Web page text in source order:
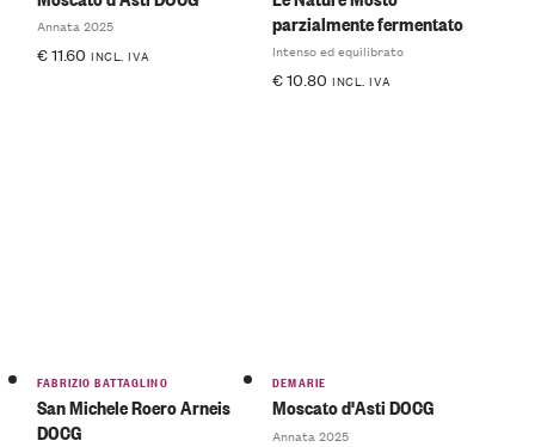
Annata 2025
€11.60 INCL. IVA
parzialmente fermentato
Intenso ed equilibrato
€10.80 INCL. IVA
FABRIZIO BATTAGLINO
San Michele Roero Arneis
DOCG
DEMARIE
Moscato d'Asti DOCG
Annata 2025